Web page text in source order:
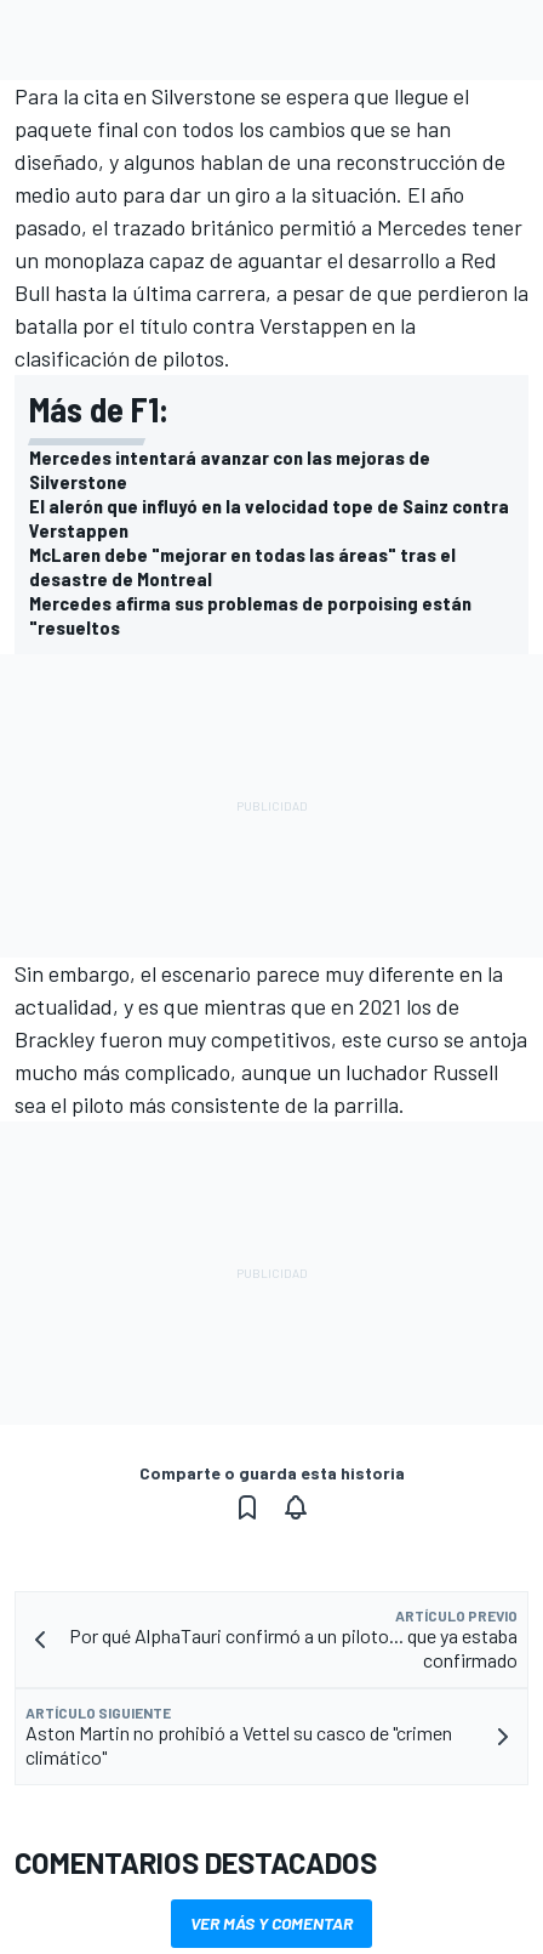
Para la cita en Silverstone se espera que llegue el
paquete final con todos los cambios que se han
diseñado, y algunos hablan de una reconstrucción de
medio auto para dar un giro a la situación. El año
pasado, el trazado británico permitió a Mercedes tener
un monoplaza capaz de aguantar el desarrollo a Red
Bull hasta la última carrera, a pesar de que perdieron la
batalla por el título contra Verstappen en la
clasificación de pilotos.
Más de F1:
Mercedes intentará avanzar con las mejoras de
Silverstone
El alerón que influyó en la velocidad tope de Sainz contra
Verstappen
McLaren debe "mejorar en todas las áreas" tras el
desastre de Montreal
Mercedes afirma sus problemas de porpoising están
"resueltos
Sin embargo, el escenario parece muy diferente en la
actualidad, y es que mientras que en 2021 los de
Brackley fueron muy competitivos, este curso se antoja
mucho más complicado, aunque un luchador Russell
sea el piloto más consistente de la parrilla.
Comparte o guarda esta historia
ARTÍCULO PREVIO
Por qué AlphaTauri confirmó a un piloto... que ya estaba
confirmado
ARTÍCULO SIGUIENTE
Aston Martin no prohibió a Vettel su casco de "crimen
climático"
COMENTARIOS DESTACADOS
VER MÁS Y COMENTAR